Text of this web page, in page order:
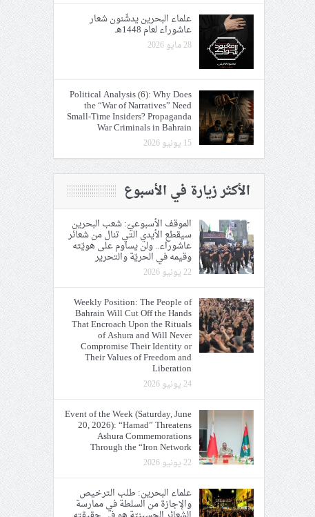
علماء البحرين يدشّنون شعار
عاشوراء لعام 1448هـ
28 مايو 2026
Political Analysis (6): Why Does
the “War of Narratives” Need
Small-Time Insiders? Propaganda
War Criminals in Bahrain
15 يونيو 2026
الأكثر زيارة في الأسبوع
الموقف الأسبوعيّ: شعب البحرين
سيقطع الأيدي التي تنال من شعائر
عاشوراء.. ولن يساوم على هويّته
وقيمه في الحريّة والتحرير
22 يونيو 2026
Weekly Position: The People of
Bahrain Will Cut Off the Hands
That Encroach Upon the Rituals
of Ashura and Will Never
Compromise Their Identity or
Their Values of Freedom and
Liberation
24 يونيو 2026
Event of the Week (Saturday, June
20, 2026): “Hamad” Threatens
Ashura Commemorations
Through the “Iron Network
22 يونيو 2026
علماء البحرين: طلب الترخيص
والإجازة من السلطة في ممارسة